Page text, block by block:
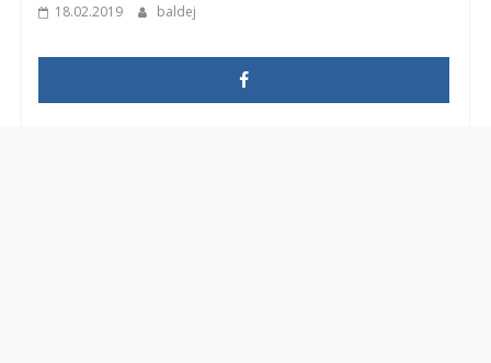
18.02.2019 baldej